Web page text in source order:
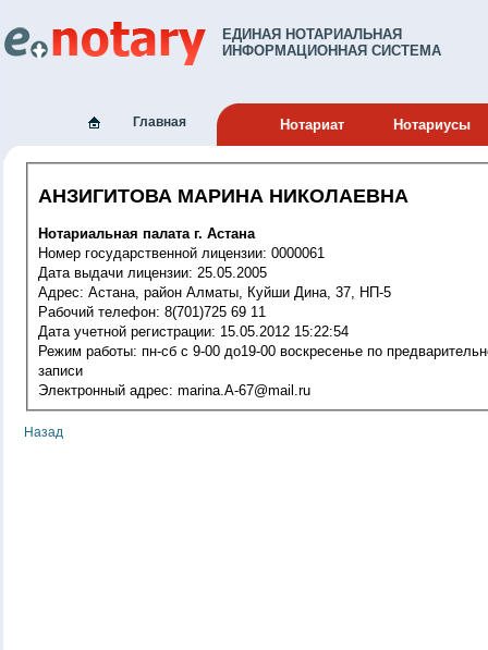
ЕДИНАЯ НОТАРИАЛЬНАЯ
ИНФОРМАЦИОННАЯ СИСТЕМА
Главная Нотариат Нотариусы
АНЗИГИТОВА МАРИНА НИКОЛАЕВНА
Нотариальная палата г. Астана
Номер государственной лицензии: 0000061
Дата выдачи лицензии: 25.05.2005
Адрес: Астана, район Алматы, Куйши Дина, 37, НП-5
Рабочий телефон: 8(701)725 69 11
Дата учетной регистрации: 15.05.2012 15:22:54
Режим работы: пн-сб с 9-00 до19-00 воскресенье по предварительной
записи
Электронный адрес: marina.A-67@mail.ru
Назад